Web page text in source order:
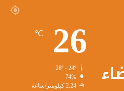
26
℃
74%
2.24 كيلومتر/ساعة